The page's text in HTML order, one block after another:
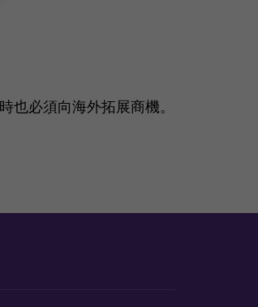
也必須向海外拓展商機。